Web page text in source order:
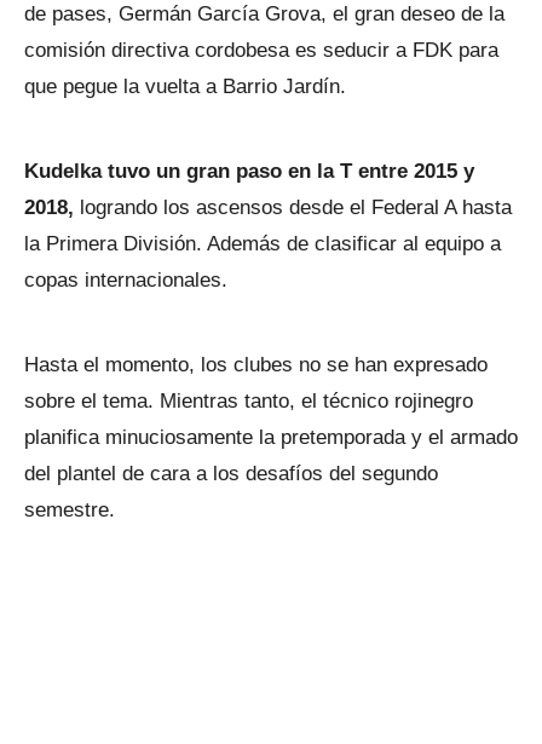
de pases, Germán García Grova, el gran deseo de la
comisión directiva cordobesa es seducir a FDK para
que pegue la vuelta a Barrio Jardín.
Kudelka tuvo un gran paso en la T entre 2015 y
2018, logrando los ascensos desde el Federal A hasta
la Primera División. Además de clasificar al equipo a
copas internacionales.
Hasta el momento, los clubes no se han expresado
sobre el tema. Mientras tanto, el técnico rojinegro
planifica minuciosamente la pretemporada y el armado
del plantel de cara a los desafíos del segundo
semestre.